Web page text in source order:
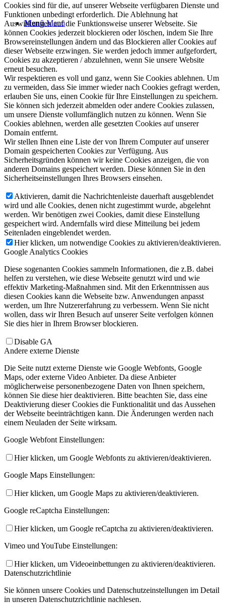
Menü Menü
Cookies sind für die, auf unserer Webseite verfügbaren Dienste und
Funktionen unbedingt erforderlich. Die Ablehnung hat
Auswirkungen auf die Funktionsweise unserer Webseite. Sie
können Cookies jederzeit blockieren oder löschen, indem Sie Ihre
Browsereinstellungen ändern und das Blockieren aller Cookies auf
dieser Webseite erzwingen. Sie werden jedoch immer aufgefordert,
Cookies zu akzeptieren / abzulehnen, wenn Sie unsere Website
erneut besuchen.
Wir respektieren es voll und ganz, wenn Sie Cookies ablehnen. Um
zu vermeiden, dass Sie immer wieder nach Cookies gefragt werden,
erlauben Sie uns, einen Cookie für Ihre Einstellungen zu speichern.
Sie können sich jederzeit abmelden oder andere Cookies zulassen,
um unsere Dienste vollumfänglich nutzen zu können. Wenn Sie
Cookies ablehnen, werden alle gesetzten Cookies auf unserer
Domain entfernt.
Wir stellen Ihnen eine Liste der von Ihrem Computer auf unserer
Domain gespeicherten Cookies zur Verfügung. Aus
Sicherheitsgründen können wir keine Cookies anzeigen, die von
anderen Domains gespeichert werden. Diese können Sie in den
Sicherheitseinstellungen Ihres Browsers einsehen.
Aktivieren, damit die Nachrichtenleiste dauerhaft ausgeblendet
wird und alle Cookies, denen nicht zugestimmt wurde, abgelehnt
werden. Wir benötigen zwei Cookies, damit diese Einstellung
gespeichert wird. Andernfalls wird diese Mitteilung bei jedem
Seitenladen eingeblendet werden.
Hier klicken, um notwendige Cookies zu aktivieren/deaktivieren.
Google Analytics Cookies
Diese sogenanten Cookies sammeln Informationen, die z.B. dabei
helfen zu verstehen, wie diese Webseite genutzt wird und wie
effektiv Marketing-Maßnahmen sind. Mit den Erkenntnissen aus
diesen Cookies kann die Webseite bzw. Anwendungen anpasst
werden, um Ihre Nutzererfahrung zu verbessern. Wenn Sie nicht
wollen, dass wir Ihren Besuch auf unserer Seite verfolgen können
Sie dies hier in Ihrem Browser blockieren.
Disable GA
Andere externe Dienste
Die Seite nutzt externe Dienste wie Google Webfonts, Google
Maps, oder externe Video Anbieter. Da diese Anbieter
möglicherweise personenbezogene Daten von Ihnen speichern,
können Sie diese hier deaktivieren. Bitte beachten Sie, dass eine
Deaktivierung dieser Cookies die Funktionalität und das Aussehen
der Webseite beeinträchtigen kann. Die Änderungen werden nach
einem Neuladen der Seite wirksam.
Google Webfont Einstellungen:
Hier klicken, um Google Webfonts zu aktivieren/deaktivieren.
Google Maps Einstellungen:
Hier klicken, um Google Maps zu aktivieren/deaktivieren.
Google reCaptcha Einstellungen:
Hier klicken, um Google reCaptcha zu aktivieren/deaktivieren.
Vimeo und YouTube Einstellungen:
Hier klicken, um Videoeinbettungen zu aktivieren/deaktivieren.
Datenschutzrichtlinie
Sie können unsere Cookies und Datenschutzeinstellungen im Detail
in unseren Datenschutzrichtlinie nachlesen.